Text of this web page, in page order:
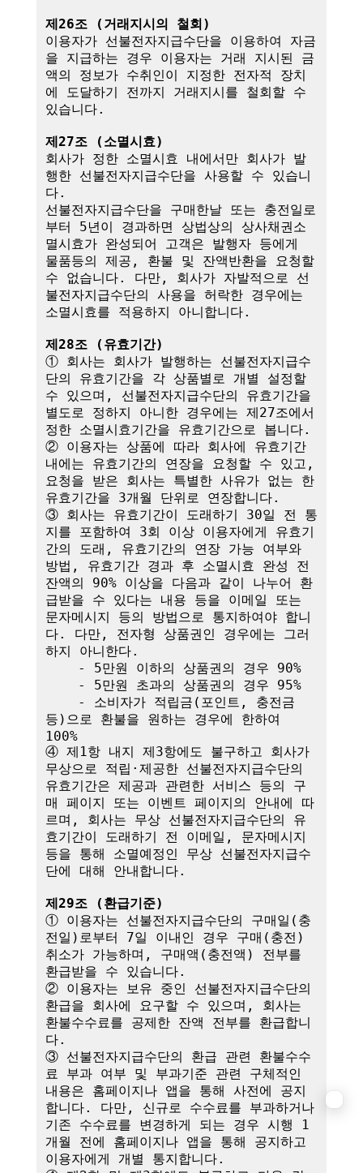
제26조 (거래지시의 철회)
이용자가 선불전자지급수단을 이용하여 자금
을 지급하는 경우 이용자는 거래 지시된 금
액의 정보가 수취인이 지정한 전자적 장치
에 도달하기 전까지 거래지시를 철회할 수
있습니다.
제27조 (소멸시효)
회사가 정한 소멸시효 내에서만 회사가 발
행한 선불전자지급수단을 사용할 수 있습니
다.
선불전자지급수단을 구매한날 또는 충전일로
부터 5년이 경과하면 상법상의 상사채권소
멸시효가 완성되어 고객은 발행자 등에게
물품등의 제공, 환불 및 잔액반환을 요청할
수 없습니다. 다만, 회사가 자발적으로 선
불전자지급수단의 사용을 허락한 경우에는
소멸시효를 적용하지 아니합니다.
제28조 (유효기간)
① 회사는 회사가 발행하는 선불전자지급수
단의 유효기간을 각 상품별로 개별 설정할
수 있으며, 선불전자지급수단의 유효기간을
별도로 정하지 아니한 경우에는 제27조에서
정한 소멸시효기간을 유효기간으로 봅니다.
② 이용자는 상품에 따라 회사에 유효기간
내에는 유효기간의 연장을 요청할 수 있고,
요청을 받은 회사는 특별한 사유가 없는 한
유효기간을 3개월 단위로 연장합니다.
③ 회사는 유효기간이 도래하기 30일 전 통
지를 포함하여 3회 이상 이용자에게 유효기
간의 도래, 유효기간의 연장 가능 여부와
방법, 유효기간 경과 후 소멸시효 완성 전
잔액의 90% 이상을 다음과 같이 나누어 환
급받을 수 있다는 내용 등을 이메일 또는
문자메시지 등의 방법으로 통지하여야 합니
다. 다만, 전자형 상품권인 경우에는 그러
하지 아니한다.
등)으로 환불을 원하는 경우에 한하여
100%
④ 제1항 내지 제3항에도 불구하고 회사가
무상으로 적립·제공한 선불전자지급수단의
유효기간은 제공과 관련한 서비스 등의 구
매 페이지 또는 이벤트 페이지의 안내에 따
르며, 회사는 무상 선불전자지급수단의 유
효기간이 도래하기 전 이메일, 문자메시지
등을 통해 소멸예정인 무상 선불전자지급수
단에 대해 안내합니다.
제29조 (환급기준)
① 이용자는 선불전자지급수단의 구매일(충
전일)로부터 7일 이내인 경우 구매(충전)
취소가 가능하며, 구매액(충전액) 전부를
환급받을 수 있습니다.
② 이용자는 보유 중인 선불전자지급수단의
환급을 회사에 요구할 수 있으며, 회사는
환불수수료를 공제한 잔액 전부를 환급합니
다.
③ 선불전자지급수단의 환급 관련 환불수수
료 부과 여부 및 부과기준 관련 구체적인
내용은 홈페이지나 앱을 통해 사전에 공지
합니다. 다만, 신규로 수수료를 부과하거나
기존 수수료를 변경하게 되는 경우 시행 1
개월 전에 홈페이지나 앱을 통해 공지하고
이용자에게 개별 통지합니다.